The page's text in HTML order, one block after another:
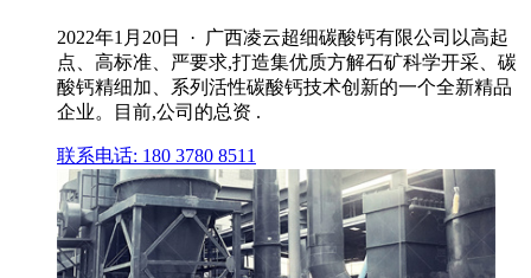
2022年1月20日 · 广西凌云超细碳酸钙有限公司以高起
点、高标准、严要求,打造集优质方解石矿科学开采、碳
酸钙精细加、系列活性碳酸钙技术创新的一个全新精品
企业。目前,公司的总资 .
联系电话: 180 3780 8511